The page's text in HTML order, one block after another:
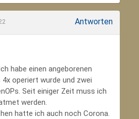
Antworten
habe einen angeborenen
operiert wurde und zwei
Seit einiger Zeit muss ich
werden.
hatte ich auch noch Corona.